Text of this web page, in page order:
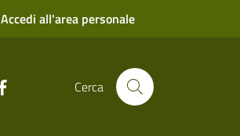
Accedi all'area personale
Cerca